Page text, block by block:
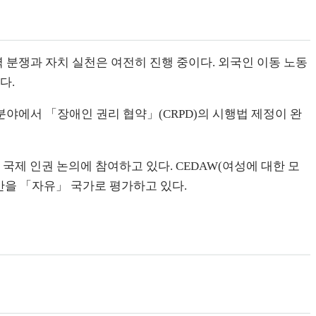
쟁과 자치 실천은 여전히 진행 중이다. 외국인 이동 노동
.
에서 「장애인 권리 협약」(CRPD)의 시행법 제정이 완
제 인권 논의에 참여하고 있다. CEDAW(여성에 대한 모
「자유」 국가로 평가하고 있다.